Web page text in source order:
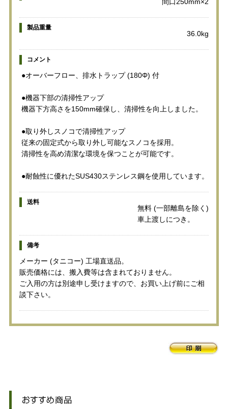
製品重量
36.0kg
コメント
●オーバーフロー、排水トラップ (180Φ) 付
●機器下部の清掃性アップ
機器下方高さを150mm確保し、清掃性を向上しました。
●取り外しスノコで清掃性アップ
従来の固定式から取り外し可能なスノコを採用。
清掃性を高め清潔な環境を保つことが可能です。
●耐蝕性に優れたSUS430ステンレス鋼を使用しています。
送料
無料 (一部離島を除く)
車上渡しにつき。
備考
メーカー (タニコー) 工場直送品。
販売価格には、搬入費等は含まれておりません。
ご入用の方は別途申し受けますので、お買い上げ前にご相
談下さい。